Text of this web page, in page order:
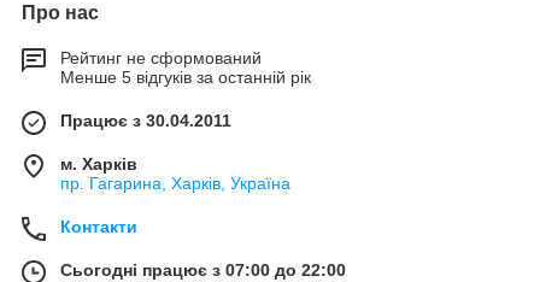
Про нас
Рейтинг не сформований
Менше 5 відгуків за останній рік
Працює з 30.04.2011
м. Харків
пр. Гагарина, Харків, Україна
Контакти
Сьогодні працює з 07:00 до 22:00